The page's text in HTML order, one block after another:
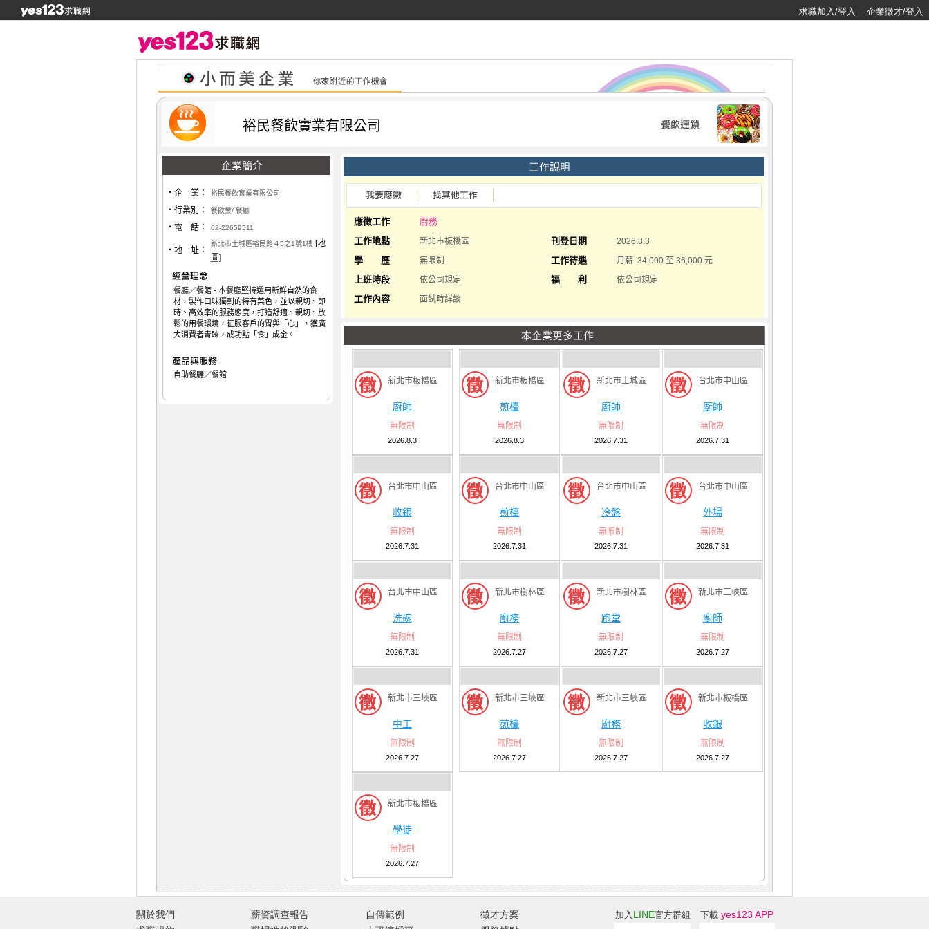
求職加入/登入 企業徵才/登入
裕民餐飲實業有限公司
‧企 業： 裕民餐飲實業有限公司
‧行業別： 餐飲業/ 餐廳
‧電 話： 02-22659511
‧地 址：
新北市土城區裕民路４5之1號1樓 [地
圖]
餐廳／餐館 - 本餐廳堅持選用新鮮自然的食
材，製作口味獨到的特有菜色，並以親切、即
時、高效率的服務態度，打造舒適、親切、放
鬆的用餐環境，征服客戶的胃與「心」，獲廣
大消費者青睞，成功點「食」成金。
自助餐廳／餐館
應徵工作
廚務
工作地點
新北市板橋區 刊登日期 2026.8.3
學 歷 無限制 工作待遇 月薪 34,000 至 36,000 元
上班時段 依公司規定 福 利 依公司規定
工作內容 面試時詳談
新北市板橋區
廚師
無限制
2026.8.3
新北市板橋區
煎檯
無限制
2026.8.3
新北市土城區
廚師
無限制
2026.7.31
台北市中山區
廚師
無限制
2026.7.31
台北市中山區
收銀
無限制
2026.7.31
台北市中山區
煎檯
無限制
2026.7.31
台北市中山區
冷盤
無限制
2026.7.31
台北市中山區
外場
無限制
2026.7.31
台北市中山區
洗碗
無限制
2026.7.31
新北市樹林區
廚務
無限制
2026.7.27
新北市樹林區
跑堂
無限制
2026.7.27
新北市三峽區
廚師
無限制
2026.7.27
新北市三峽區
中工
無限制
2026.7.27
新北市三峽區
煎檯
無限制
2026.7.27
新北市三峽區
廚務
無限制
2026.7.27
新北市板橋區
收銀
無限制
2026.7.27
新北市板橋區
學徒
無限制
2026.7.27
關於我們
薪資調查報告
自傳範例
徵才方案
加入 LINE官方群組 下載 yes123 APP